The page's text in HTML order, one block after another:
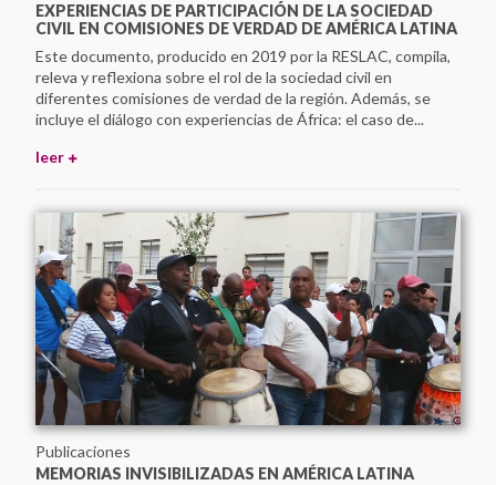
EXPERIENCIAS DE PARTICIPACIÓN DE LA SOCIEDAD
CIVIL EN COMISIONES DE VERDAD DE AMÉRICA LATINA
Este documento, producido en 2019 por la RESLAC, compila,
releva y reflexiona sobre el rol de la sociedad civil en
diferentes comisiones de verdad de la región. Además, se
incluye el diálogo con experiencias de África: el caso de...
leer
Publicaciones
MEMORIAS INVISIBILIZADAS EN AMÉRICA LATINA